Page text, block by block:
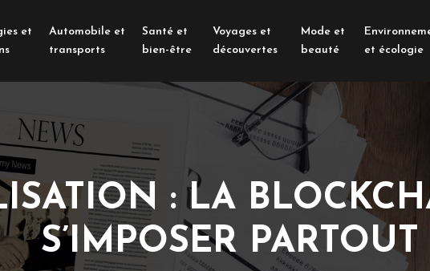
et
Automobile et
transports
Santé et
bien-être
Voyages et
découvertes
Mode et
beauté
et écologie
: LA
S’IMPOSER PARTOUT